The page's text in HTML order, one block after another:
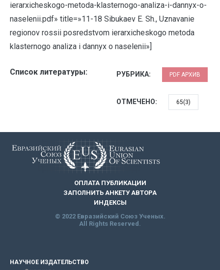
ierarxicheskogo-metoda-klasternogo-analiza-i-dannyx-o-
naselenii.pdf» title=»11-18 Sibukaev E. Sh., Uznavanie
regionov rossii posredstvom ierarxicheskogo metoda
klasternogo analiza i dannyx o naselenii»]
Список литературы: РУБРИКА: PDF АРХИВ
ОТМЕЧЕНО: 65(3)
ОПЛАТА ПУБЛИКАЦИИ
ЗАПОЛНИТЬ АНКЕТУ АВТОРА
ИНДЕКСЫ
© 2022 Евразийский Союз Ученых.
All Rights Reserved.
НАУЧНОЕ ИЗДАТЕЛЬСТВО